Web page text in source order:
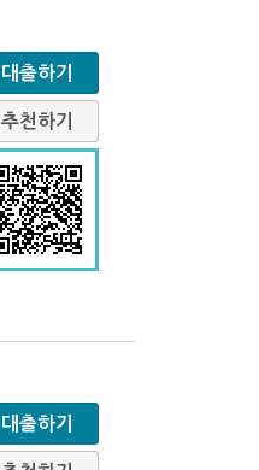
대출하기
추천하기
대출하기